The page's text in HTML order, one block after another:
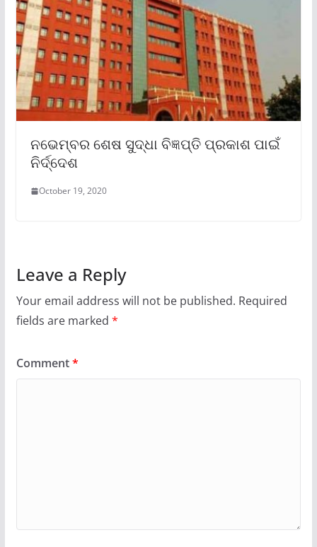
ନଭେମ୍ବର ଶେଷ ସୁଦ୍ଧା ବିଜ୍ଞପ୍ତି ପ୍ରକାଶ ପାଇଁ
ନିର୍ଦ୍ଦେଶ
October 19, 2020
Leave a Reply
Your email address will not be published. Required
fields are marked *
Comment*